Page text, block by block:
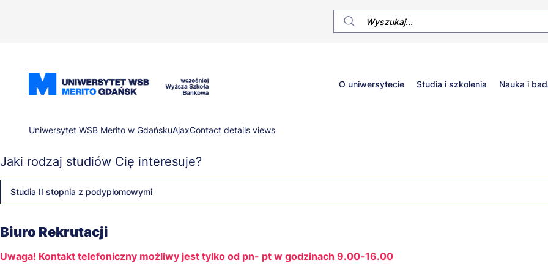
Główne
O uniwersytecie Studia i szkolenia Nauka i
Ścieżka
nawigacyjna
Uniwersytet WSB Merito w GdańskuAjaxContact details views
Jaki rodzaj studiów Cię interesuje?
Studia II stopnia z podyplomowymi
Biuro Rekrutacji
Uwaga! Kontakt telefoniczny możliwy jest tylko od pn- pt w godzinach 9.00-16.00